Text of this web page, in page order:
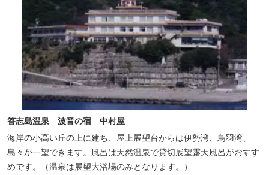
答志島温泉 波音の宿 中村屋
海岸の小高い丘の上に建ち、屋上展望台からは伊勢湾、鳥羽湾、
島々が一望できます。風呂は天然温泉で貸切展望露天風呂がおすす
めです。（温泉は展望大浴場のみとなります。）